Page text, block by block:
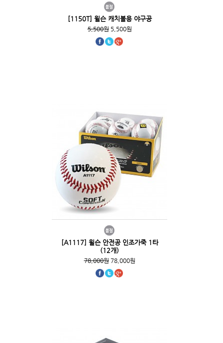
[1150T] 윌슨 캐치볼용 야구공
5,500원5,500원
[A1117] 윌슨 안전공 인조가죽 1타
(12개)
78,000원78,000원